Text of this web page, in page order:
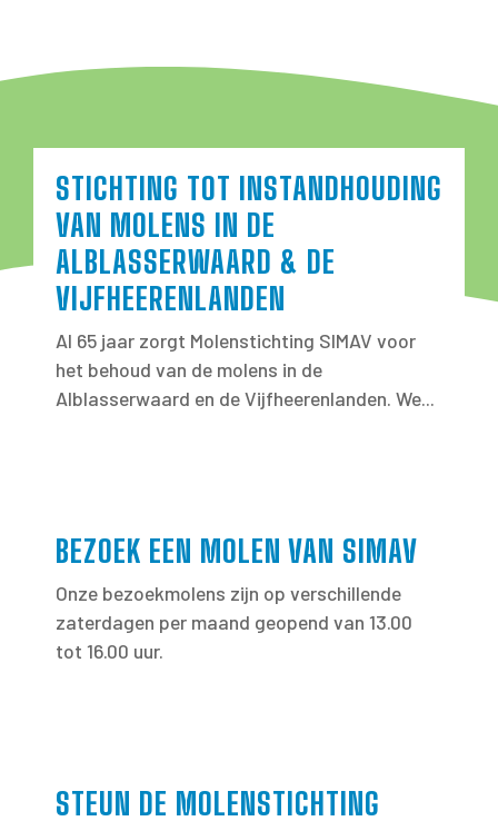
STICHTING TOT INSTANDHOUDING
VAN MOLENS IN DE
ALBLASSERWAARD & DE
VIJFHEERENLANDEN
Al 65 jaar zorgt Molenstichting SIMAV voor
het behoud van de molens in de
Alblasserwaard en de Vijfheerenlanden. We...
BEZOEK EEN MOLEN VAN SIMAV
Onze bezoekmolens zijn op verschillende
zaterdagen per maand geopend van 13.00
tot 16.00 uur.
STEUN DE MOLENSTICHTING